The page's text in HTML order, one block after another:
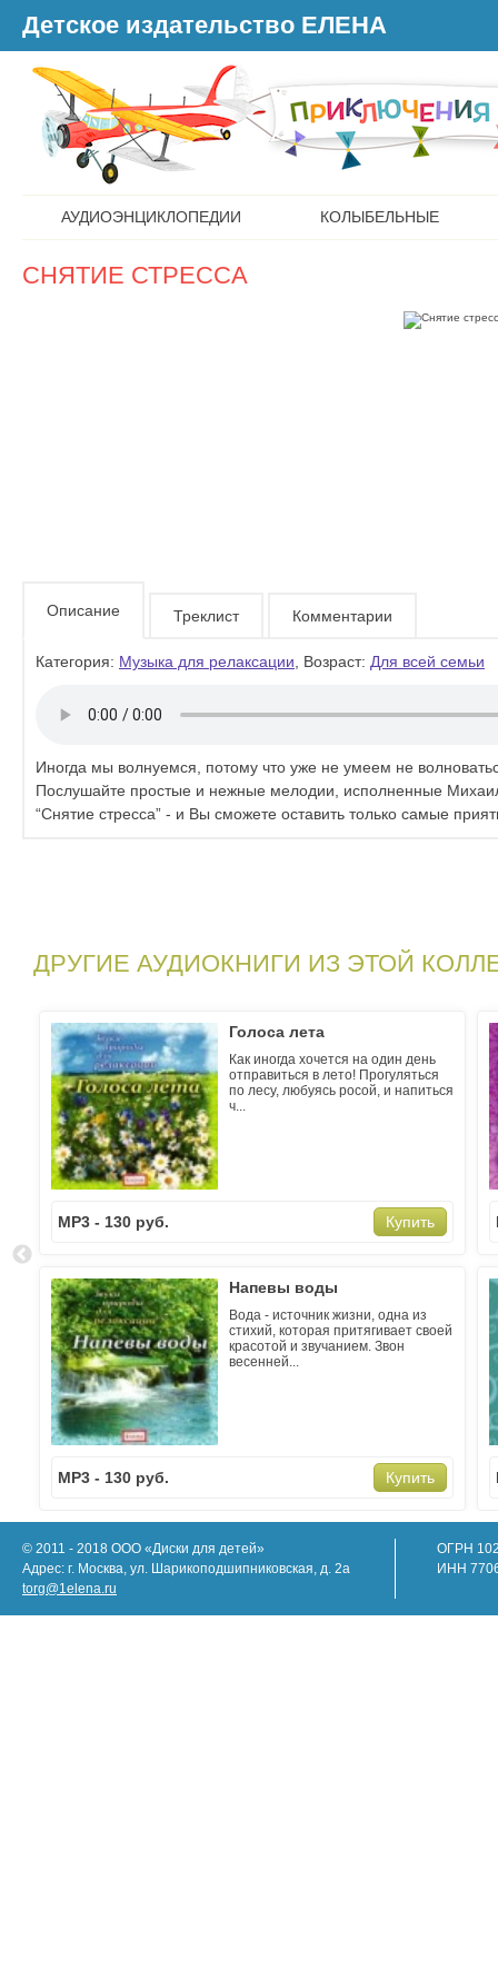
Детское издательство ЕЛЕНА
АУДИОЭНЦИКЛОПЕДИИ КОЛЫБЕЛЬНЫЕ
СНЯТИЕ СТРЕССА
Описание Треклист Комментарии
Категория: Музыка для релаксации , Возраст: Для всей семьи
Иногда мы волнуемся, потому что уже не умеем не
Послушайте простые и нежные мелодии, исполненные
“Снятие стресса” - и Вы сможете оставить только самые
ДРУГИЕ АУДИОКНИГИ ИЗ ЭТОЙ
Голоса лета
Как иногда хочется на один день
отправиться в лето! Прогуляться
по лесу, любуясь росой, и напиться
ч...
MP3 - 130 руб. Купить
Напевы воды
Вода - источник жизни, одна из
стихий, которая притягивает своей
красотой и звучанием. Звон
весенней...
MP3 - 130 руб. Купить
© 2011 - 2018 ООО «Диски для детей»
Адрес: г. Москва, ул. Шарикоподшипниковская, д. 2а
torg@1elena.ru
ОГРН
ИНН